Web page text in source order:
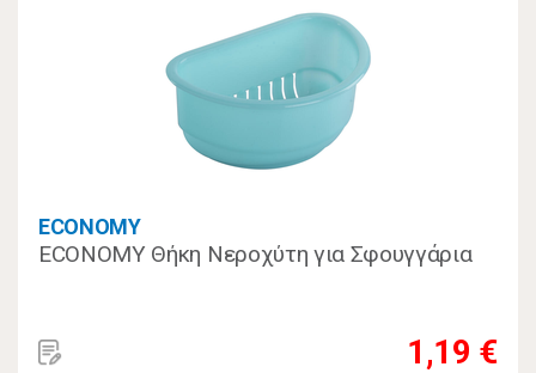
ECONOMY
ECONOMY Θήκη Νεροχύτη για Σφουγγάρια
1,19 €